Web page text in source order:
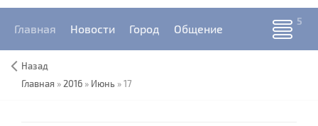
Главная Новости Город Общение
Назад
Главная » 2016 » Июнь »17